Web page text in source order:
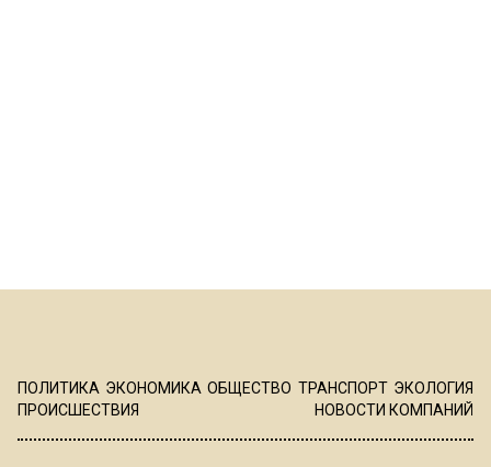
ПОЛИТИКА ЭКОНОМИКА ОБЩЕСТВО ТРАНСПОРТ ЭКОЛОГИЯ
ПРОИСШЕСТВИЯ
НОВОСТИ КОМПАНИЙ